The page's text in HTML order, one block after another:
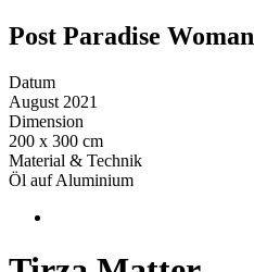
Post Paradise Woman
Datum
August 2021
Dimension
200 x 300 cm
Material & Technik
Öl auf Aluminium